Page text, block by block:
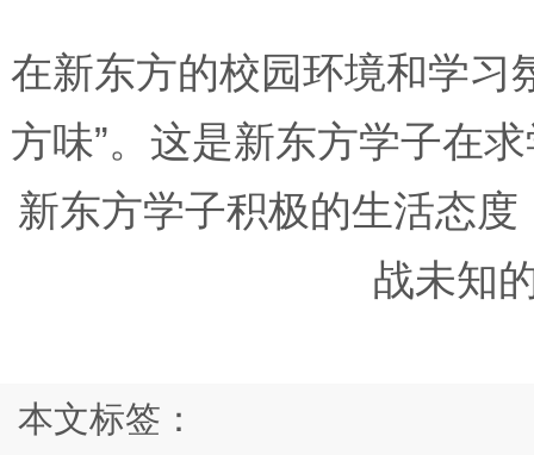
在新东方的校园环境和学习
方味”。这是新东方学子在
新东方学子积极的生活态
战未知
本文标签：